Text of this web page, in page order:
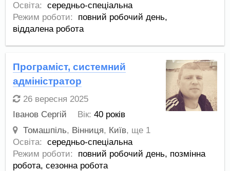
Освіта:
середньо-спеціальна
Режим роботи:
повний робочий день,
віддалена робота
Програміст, системний
адміністратор
26 вересня 2025
Іванов Сергій
Вік: 40 років
Томашпіль, Вінниця, Київ, ще 1
Освіта:
середньо-спеціальна
Режим роботи:
повний робочий день, позмінна
робота, сезонна робота